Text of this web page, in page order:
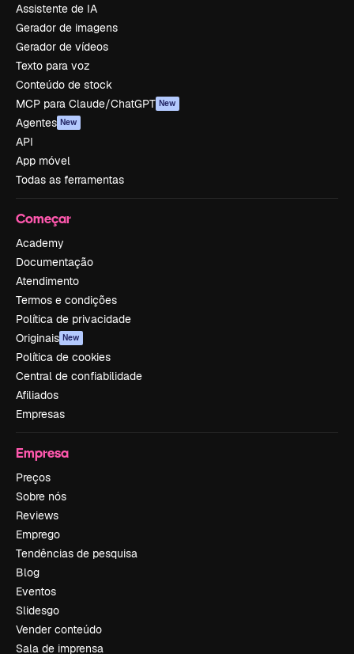
Assistente de IA
Gerador de imagens
Gerador de vídeos
Texto para voz
Conteúdo de stock
MCP para Claude/ChatGPT New
Agentes New
API
App móvel
Todas as ferramentas
Começar
Academy
Documentação
Atendimento
Termos e condições
Política de privacidade
Originais New
Política de cookies
Central de confiabilidade
Afiliados
Empresas
Empresa
Preços
Sobre nós
Reviews
Emprego
Tendências de pesquisa
Blog
Eventos
Slidesgo
Vender conteúdo
Sala de imprensa